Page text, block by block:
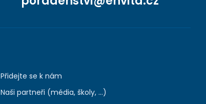
Přidejte se k nám
Naši partneři (média, školy, ...)